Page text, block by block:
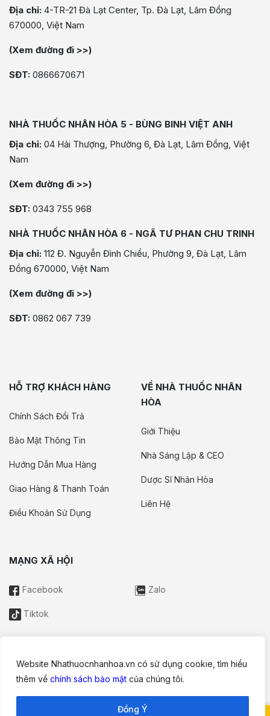
Website Nhathuocnhanhoa.vn có sử dụng cookie, tìm hiểu
thêm về chính sách bảo mật của chúng tôi.
Đồng Ý
Địa chỉ: 4-TR-21 Đà Lạt Center, Tp. Đà Lạt, Lâm Đồng
670000, Việt Nam
(Xem đường đi >>)
SĐT: 0866670671
NHÀ THUỐC NHÂN HÒA 5 - BÙNG BINH VIỆT ANH
Địa chỉ: 04 Hải Thượng, Phường 6, Đà Lạt, Lâm Đồng, Việt
Nam
(Xem đường đi >>)
SĐT: 0343 755 968
NHÀ THUỐC NHÂN HÒA 6 - NGÃ TƯ PHAN CHU TRINH
Địa chỉ: 112 Đ. Nguyễn Đình Chiểu, Phường 9, Đà Lạt, Lâm
Đồng 670000, Việt Nam
(Xem đường đi >>)
SĐT: 0862 067 739
HỖ TRỢ KHÁCH HÀNG
Chính Sách Đổi Trả
Bảo Mật Thông Tin
Hướng Dẫn Mua Hàng
Giao Hàng & Thanh Toán
Điều Khoản Sử Dụng
VỀ NHÀ THUỐC NHÂN
HÒA
Giới Thiệu
Nhà Sáng Lập & CEO
Dược Sĩ Nhân Hòa
Liên Hệ
MẠNG XÃ HỘI
Facebook Zalo
Tiktok
Thông tin trên website này chỉ mang tính chất nội bộ tham khảo;
thay thế cho tư vấn, chẩn đoán hoặc điều trị từ nhân viên y tế.